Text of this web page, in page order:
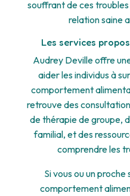
souffrant de ces
relation saine
Les services
Audrey Deville offre
aider les individus à
comportement
retrouve des
de thérapie de groupe,
familial, et des
comprendre les
Si vous ou un
comportement